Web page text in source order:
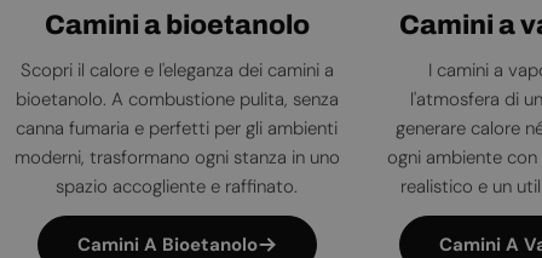
Camini a bioetanolo
Scopri il calore e l'eleganza dei camini a
bioetanolo. A combustione pulita, senza
canna fumaria e perfetti per gli ambienti
moderni, trasformano ogni stanza in uno
spazio accogliente e raffinato.
Camini A Bioetanolo
Camini a
I camini a
l'atmosfera di
generare calore
ogni ambiente
realistico e un
Camini A